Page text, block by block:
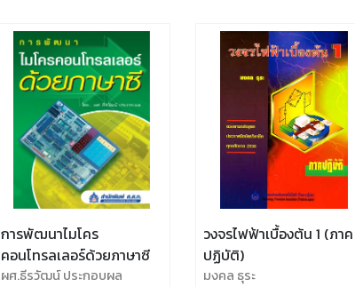
การพัฒนาไมโคร
คอนโทรลเลอร์ด้วยภาษาซี
ผศ.ธีรวัฒน์ ประกอบผล
วงจรไฟฟ้าเบื้องต้น 1 (ภาค
ปฏิบัติ)
มงคล ธุระ